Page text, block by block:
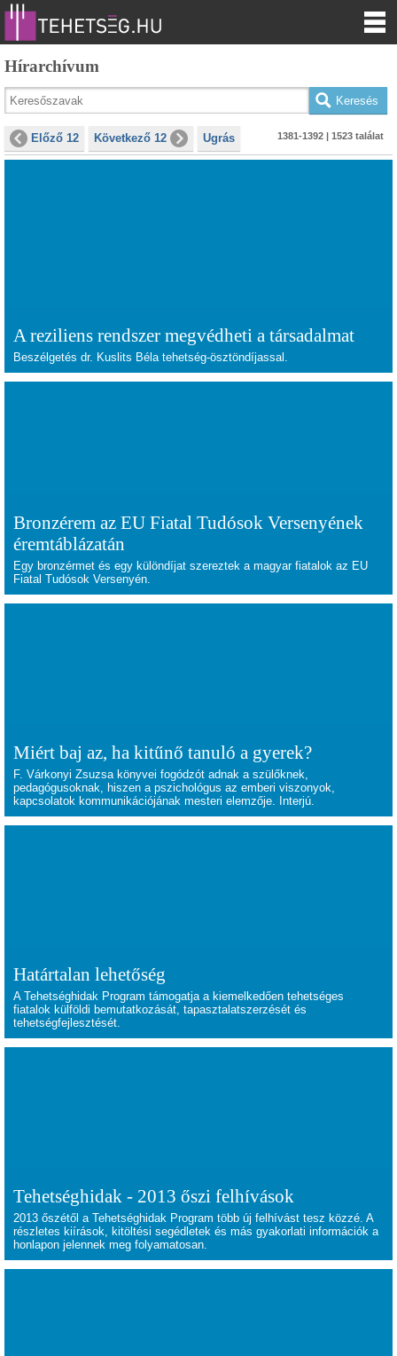
Hírarchívum
Előző 12 Következő 12 Ugrás 1381-1392 | 1523 találat
A reziliens rendszer megvédheti a társadalmat
Beszélgetés dr. Kuslits Béla tehetség-ösztöndíjassal.
Bronzérem az EU Fiatal Tudósok Versenyének
éremtáblázatán
Egy bronzérmet és egy különdíjat szereztek a magyar fiatalok az EU
Fiatal Tudósok Versenyén.
Miért baj az, ha kitűnő tanuló a gyerek?
F. Várkonyi Zsuzsa könyvei fogódzót adnak a szülőknek,
pedagógusoknak, hiszen a pszichológus az emberi viszonyok,
kapcsolatok kommunikációjának mesteri elemzője. Interjú.
Határtalan lehetőség
A Tehetséghidak Program támogatja a kiemelkedően tehetséges
fiatalok külföldi bemutatkozását, tapasztalatszerzését és
tehetségfejlesztését.
Tehetséghidak - 2013 őszi felhívások
2013 őszétől a Tehetséghidak Program több új felhívást tesz közzé. A
részletes kiírások, kitöltési segédletek és más gyakorlati információk a
honlapon jelennek meg folyamatosan.